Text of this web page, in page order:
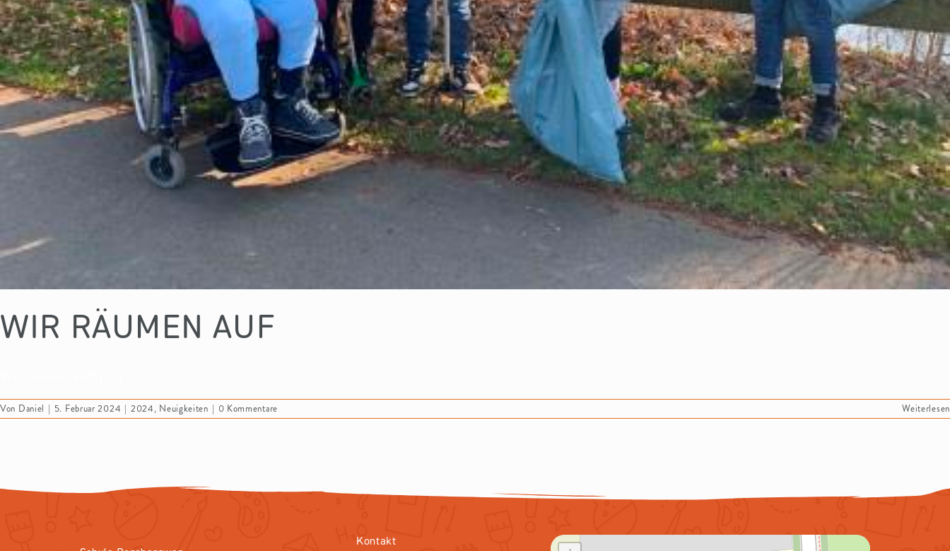
WIR RÄUMEN AUF
Von Daniel | 5. Februar 2024 | 2024, Neuigkeiten | 0 Kommentare Weiterlesen
Kontakt